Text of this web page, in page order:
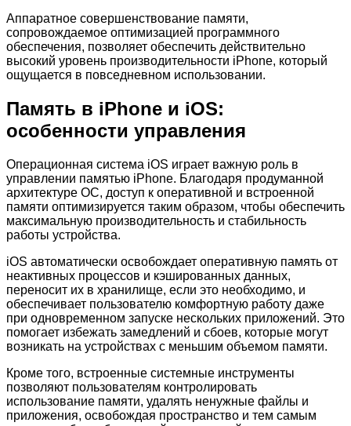
Аппаратное совершенствование памяти,
сопровождаемое оптимизацией программного
обеспечения, позволяет обеспечить действительно
высокий уровень производительности iPhone, который
ощущается в повседневном использовании.
Память в iPhone и iOS:
особенности управления
Операционная система iOS играет важную роль в
управлении памятью iPhone. Благодаря продуманной
архитектуре ОС, доступ к оперативной и встроенной
памяти оптимизируется таким образом, чтобы обеспечить
максимальную производительность и стабильность
работы устройства.
iOS автоматически освобождает оперативную память от
неактивных процессов и кэшированных данных,
переносит их в хранилище, если это необходимо, и
обеспечивает пользователю комфортную работу даже
при одновременном запуске нескольких приложений. Это
помогает избежать замедлений и сбоев, которые могут
возникать на устройствах с меньшим объемом памяти.
Кроме того, встроенные системные инструменты
позволяют пользователям контролировать
использование памяти, удалять ненужные файлы и
приложения, освобождая пространство и тем самым